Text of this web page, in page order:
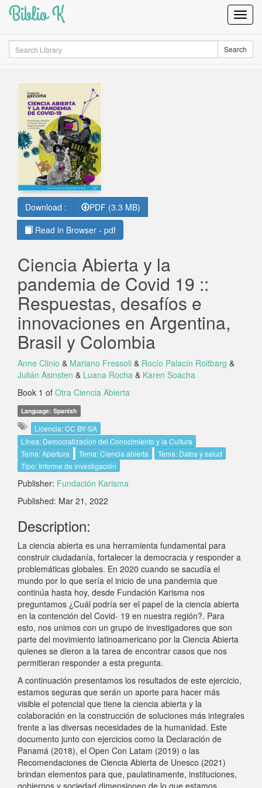
Biblio K
Search Search
Download :
PDF (3.3 MB)
Read in Browser - pdf
Ciencia Abierta y la
pandemia de Covid 19 ::
Respuestas, desafíos e
innovaciones en Argentina,
Brasil y Colombia
Anne Clinio & Mariano Fressoli & Rocío Palacín Roitbarg &
Julián Asinsten & Luana Rocha & Karen Soacha
Book 1 of Otra Ciencia Abierta
Language: Spanish
Licencia: CC BY-SA
Línea: Democratización del Conocimiento y la Cultura
Tema: Apertura
Tema: Ciencia abierta
Tema: Datos y salud
Tipo: Informe de investigación
Publisher: Fundación Karisma
Published: Mar 21, 2022
Description:
La ciencia abierta es una herramienta fundamental para
construir ciudadanía, fortalecer la democracia y responder a
problemáticas globales. En 2020 cuando se sacudía el
mundo por lo que sería el inicio de una pandemia que
continúa hasta hoy, desde Fundación Karisma nos
preguntamos ¿Cuál podría ser el papel de la ciencia abierta
en la contención del Covid- 19 en nuestra región?. Para
esto, nos unimos con un grupo de investigadores que son
parte del movimiento latinoamericano por la Ciencia Abierta
quienes se dieron a la tarea de encontrar casos que nos
permitieran responder a esta pregunta.
A continuación presentamos los resultados de este ejercicio,
estamos seguras que serán un aporte para hacer más
visible el potencial que tiene la ciencia abierta y la
colaboración en la construcción de soluciones más integrales
frente a las diversas necesidades de la humanidad. Este
documento junto con ejercicios como la Declaración de
Panamá (2018), el Open Con Latam (2019) o las
Recomendaciones de Ciencia Abierta de Unesco (2021)
brindan elementos para que, paulatinamente, instituciones,